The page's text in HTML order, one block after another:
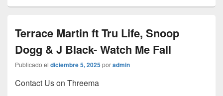
Terrace Martin ft Tru Life, Snoop
Dogg & J Black- Watch Me Fall
Publicado el diciembre 5, 2025poradmin
Contact Us on Threema